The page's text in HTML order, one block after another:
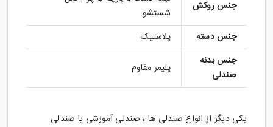
جنس روکش
شستشو
جنس دسته
پلاستیک
جنس بدنه
صندلی
پلیمر مقاوم
یکی دیگر از انواع صندلی ها ،صندلی آموزشییا صندلی